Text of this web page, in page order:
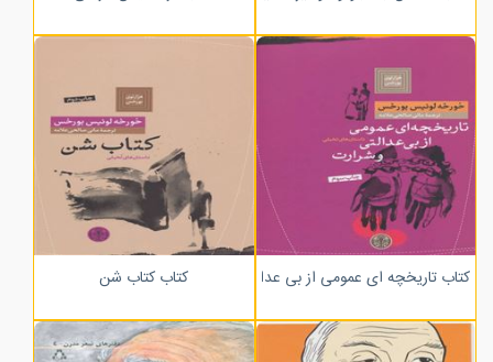
کتاب تاریخچه ای عمومی از بی عدالتی و شرارتکتاب کتاب شن